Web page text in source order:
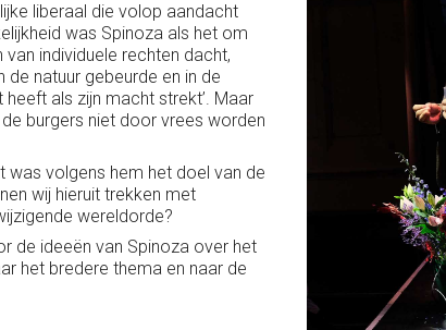
liberaal die volop aandacht
was Spinoza als het om
van individuele rechten dacht,
natuur gebeurde en in de
als zijn macht strekt’. Maar
burgers niet door vrees worden
was volgens hem het doel van de
wij hieruit trekken met
wereldorde?
de ideeën van Spinoza over het
het bredere thema en naar de